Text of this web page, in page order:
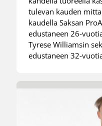
tulevan kauden
kaudella Saksan
edustaneen 26-
Tyrese Williamsin
edustaneen 32-